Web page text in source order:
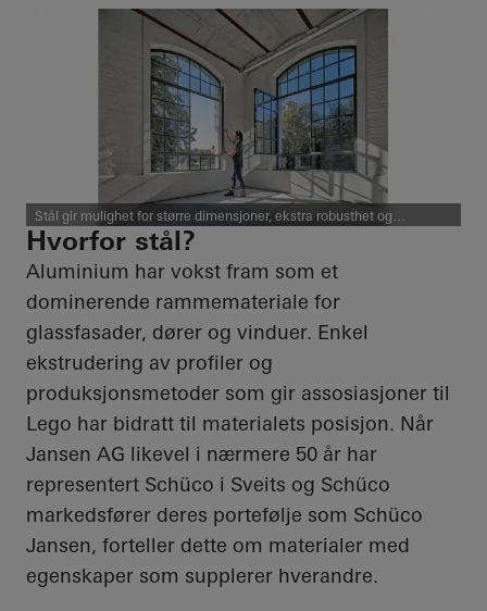
Stål gir mulighet for større dimensjoner, ekstra robusthet og
spennende finnish. Stål er et godt supplement til aluminium. Foto:
Miguel Babo
Hvorfor stål?
Aluminium har vokst fram som et
dominerende rammemateriale for
glassfasader, dører og vinduer. Enkel
ekstrudering av profiler og
produksjonsmetoder som gir assosiasjoner til
Lego har bidratt til materialets posisjon. Når
Jansen AG likevel i nærmere 50 år har
representert Schüco i Sveits og Schüco
markedsfører deres portefølje som Schüco
Jansen, forteller dette om materialer med
egenskaper som supplerer hverandre.